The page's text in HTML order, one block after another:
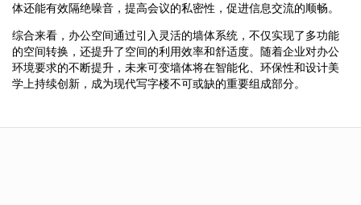
体还能有效隔绝噪音，提高会议的私密性，促进信息交流的顺畅。
综合来看，办公空间通过引入灵活的墙体系统，不仅实现了多功能
的空间转换，还提升了空间的利用效率和舒适度。随着企业对办公
环境要求的不断提升，未来可变墙体将在智能化、环保性和设计美
学上持续创新，成为现代写字楼不可或缺的重要组成部分。